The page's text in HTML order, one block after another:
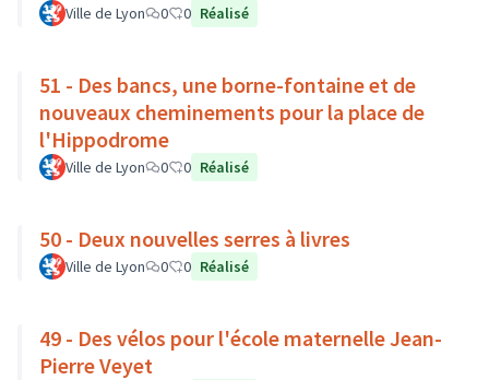
Ville de Lyon 0 0 Réalisé
51 - Des bancs, une borne-fontaine et de
nouveaux cheminements pour la place de
l'Hippodrome
Ville de Lyon 0 0 Réalisé
50 - Deux nouvelles serres à livres
Ville de Lyon 0 0 Réalisé
49 - Des vélos pour l'école maternelle Jean-
Pierre Veyet